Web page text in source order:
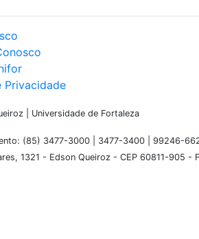
Privacidade
| Universidade de Fortaleza
(85) 3477-3000 | 3477-3400 | 99246-
1321 - Edson Queiroz - CEP 60811-905 -